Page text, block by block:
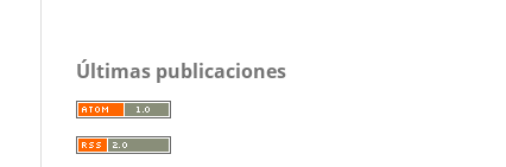
Últimas publicaciones